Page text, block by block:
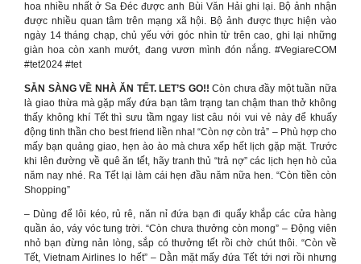
hoa nhiều nhất ở Sa Đéc được anh Bùi Văn Hải ghi lại. Bộ ảnh nhận
được nhiều quan tâm trên mạng xã hội. Bộ ảnh được thực hiện vào
ngày 14 tháng chạp, chủ yếu với góc nhìn từ trên cao, ghi lại những
giàn hoa còn xanh mướt, đang vươn mình đón nắng. #VegiareCOM
#tet2024 #tet
SẴN SÀNG VỀ NHÀ ĂN TẾT. LET’S GO!! Còn chưa đầy một tuần nữa
là giao thừa mà gặp mấy đứa bạn tâm trạng tan chậm than thở không
thấy không khí Tết thì sưu tầm ngay list câu nói vui vẻ này để khuấy
động tinh thần cho best friend liền nha! “Còn nợ còn trả” – Phù hợp cho
mấy bạn quảng giao, hẹn ào ào mà chưa xếp hết lịch gặp mặt. Trước
khi lên đường về quê ăn tết, hãy tranh thủ “trả nợ” các lịch hẹn hò của
năm nay nhé. Ra Tết lại làm cái hẹn đầu năm nữa hen. “Còn tiền còn
Shopping”
– Dùng để lôi kéo, rủ rê, năn nỉ đứa bạn đi quẩy khắp các cửa hàng
quần áo, váy vóc tung trời. “Còn chưa thưởng còn mong” – Động viên
nhỏ bạn đừng nản lòng, sắp có thưởng tết rồi chờ chút thôi. “Còn về
Tết, Vietnam Airlines lo hết” – Dằn mặt mấy đứa Tết tới nơi rồi nhưng